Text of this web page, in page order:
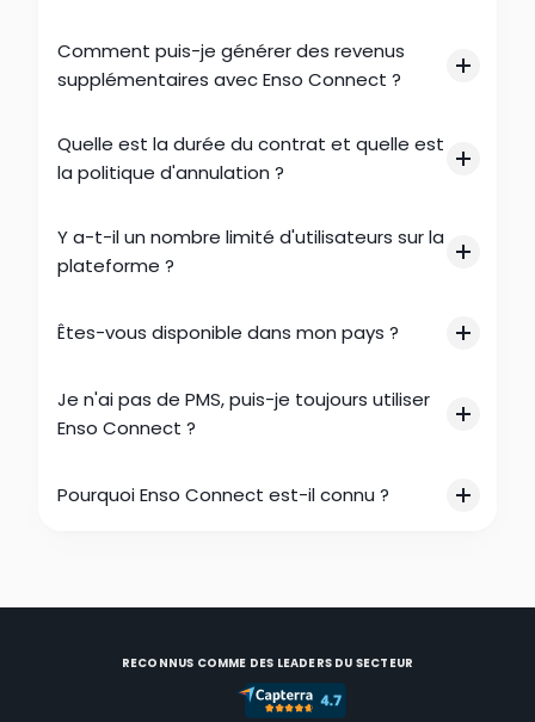
Comment puis-je générer des revenus
supplémentaires avec Enso Connect ?
Quelle est la durée du contrat et quelle est
la politique d'annulation ?
Y a-t-il un nombre limité d'utilisateurs sur la
plateforme ?
Êtes-vous disponible dans mon pays ?
Je n'ai pas de PMS, puis-je toujours utiliser
Enso Connect ?
Pourquoi Enso Connect est-il connu ?
RECONNUS COMME DES LEADERS DU SECTEUR